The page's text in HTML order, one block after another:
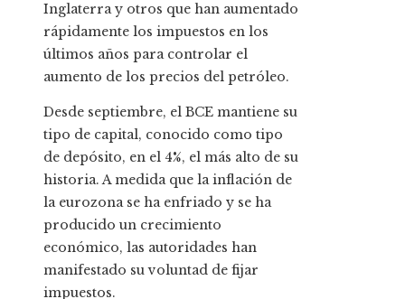
Inglaterra y otros que han aumentado
rápidamente los impuestos en los
últimos años para controlar el
aumento de los precios del petróleo.
Desde septiembre, el BCE mantiene su
tipo de capital, conocido como tipo
de depósito, en el 4%, el más alto de su
historia. A medida que la inflación de
la eurozona se ha enfriado y se ha
producido un crecimiento
económico, las autoridades han
manifestado su voluntad de fijar
impuestos.